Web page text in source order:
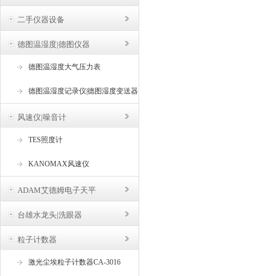
二手仪器设备
德图温湿度|德图仪器
德图温湿度大气压力表
德图温湿度记录仪|德图湿度变送器
风速仪|噪音计
TES照度计
KANOMAX风速仪
ADAM艾德姆电子天平
台雄水龙头|洗眼器
粒子计数器
激光尘埃粒子计数器CA-3016